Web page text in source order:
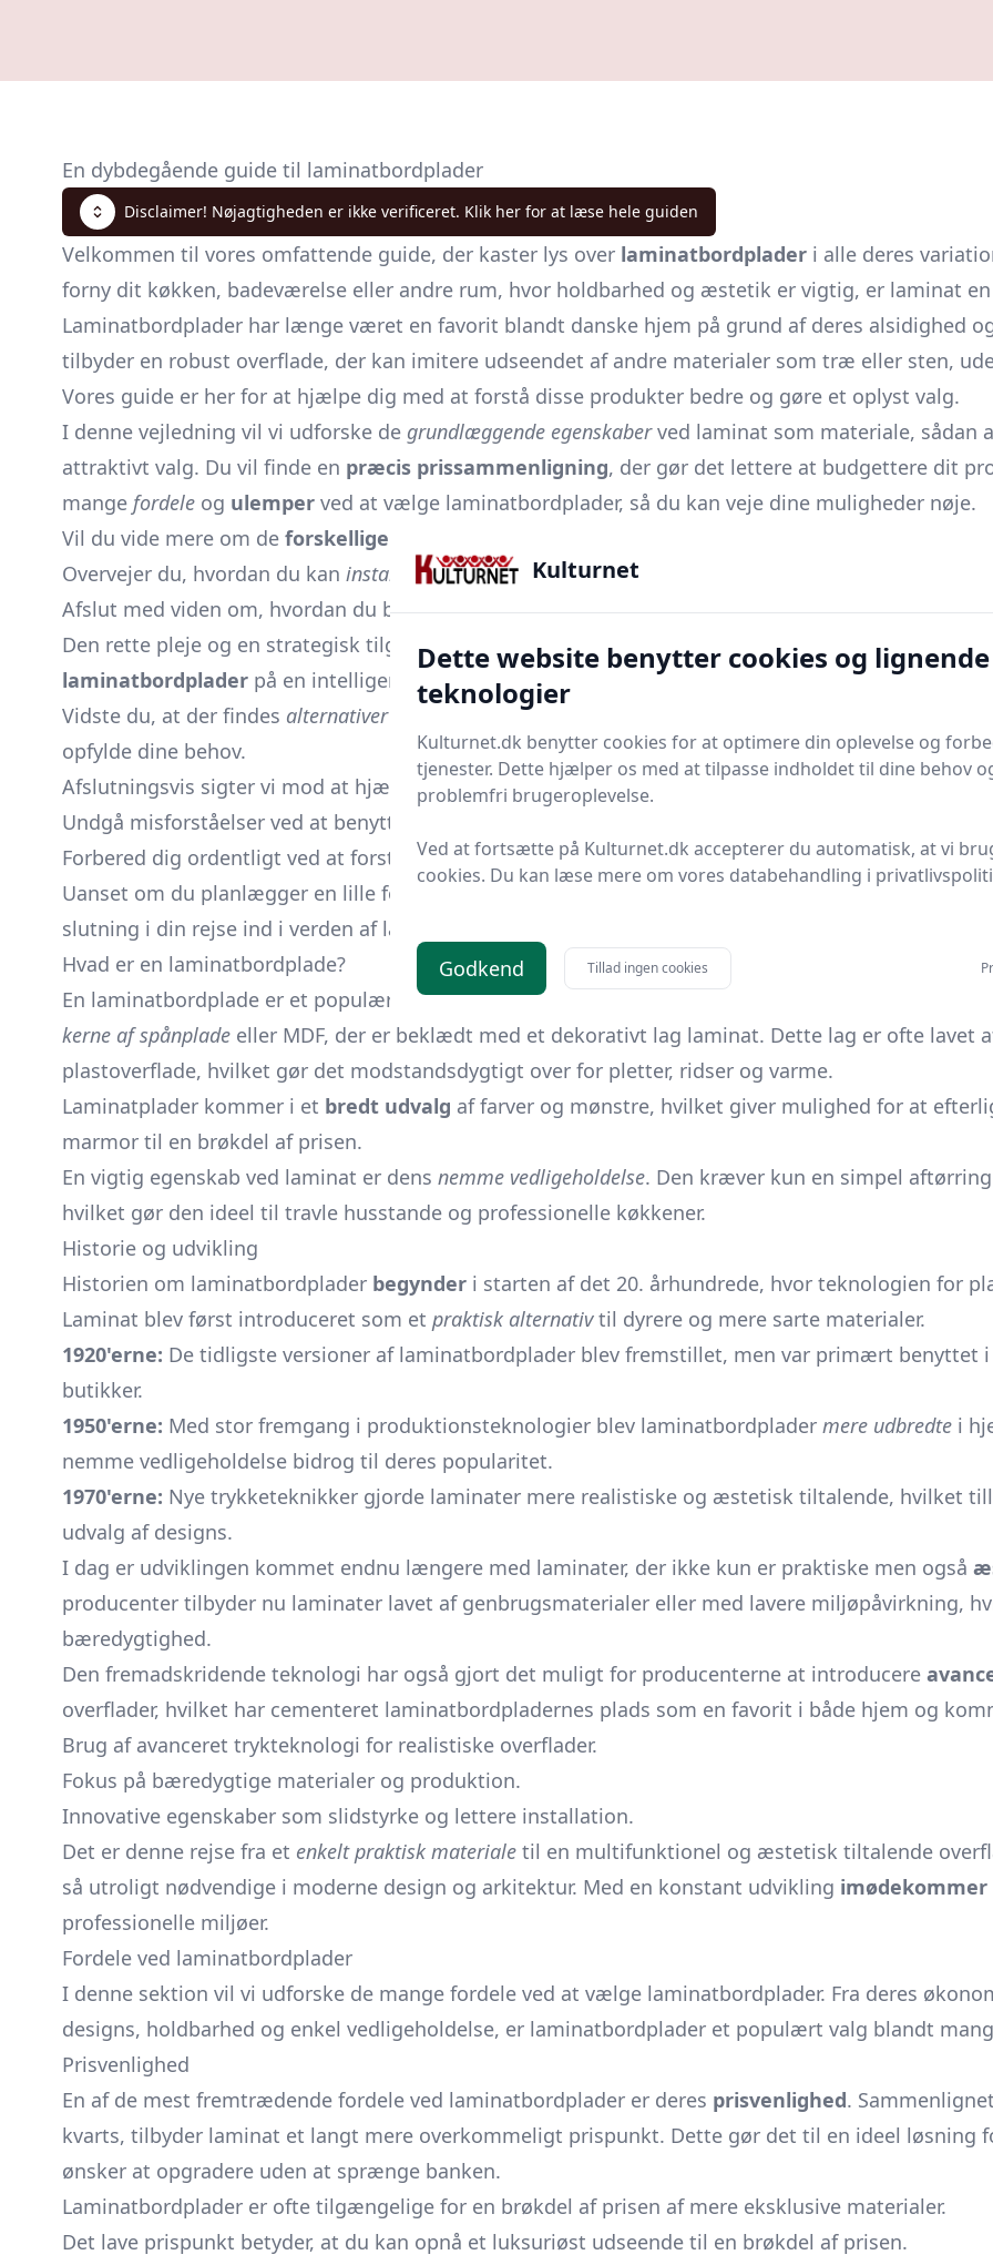
En dybdegående guide til laminatbordplader
Disclaimer! Nøjagtigheden er ikke verificeret. Klik her for at læse hele guiden
Velkommen til vores omfattende guide, der kaster lys over laminatbordplader i alle deres
forny dit køkken, badeværelse eller andre rum, hvor holdbarhed og æstetik er vigtig, er laminat
Laminatbordplader har længe været en favorit blandt danske hjem på grund af deres alsidighed
tilbyder en robust overflade, der kan imitere udseendet af andre materialer som træ eller sten,
Vores guide er her for at hjælpe dig med at forstå disse produkter bedre og gøre et oplyst valg.
I denne vejledning vil vi udforske de grundlæggende egenskaberved laminat som materiale, sådan
attraktivt valg. Du vil finde en præcis prissammenligning, der gør det lettere at budgettere dit
mange fordele og ulemper ved at vælge laminatbordplader, så du kan veje dine muligheder nøje.
Vil du vide mere om de forskellige materialer
Overvejer du, hvordan du kan installeredin nye bordplade? Vores
vil gøre dig til en
Afslut med viden om, hvordan du bedst vedligeholder din bordplade for at sikre, at den forbliver
Den rette pleje og en strategisk tilgang til køb er nøglen til en langsigtet holdbar løsning. Derfor
laminatbordplader på en intelligent måde samt udforsker nogle avancerede anvendelser , der
Vidste du, at der findes alternativertil laminatbordplader? Gennem denne guide, vil du også få
opfylde dine behov.
Afslutningsvis sigter vi mod at hjælpe dig med at undgåalmindelige fejl
i forbindelse med køb
Undgå misforståelser ved at benytte vores ekspertråd.
Forbered dig ordentligt ved at forstå hele processen fra køb til vedligeholdelse.
Uanset om du planlægger en lille forandring eller en omfattende renovering, vil denne guide
slutning i din rejse ind i verden af laminatbordplader.
Hvad er en laminatbordplade?
En laminatbordplade er et populært valg i både køkkener og kontormiljøer
sin
kerne af spånplade eller MDF, der er beklædt med et dekorativt lag laminat. Dette lag er ofte lavet
plastoverflade, hvilket gør det modstandsdygtigt over for pletter, ridser og varme.
Laminatplader kommer i et bredt udvalg af farver og mønstre, hvilket giver mulighed for at
marmor til en brøkdel af prisen.
En vigtig egenskab ved laminat er dens nemme vedligeholdelse. Den kræver kun en simpel
hvilket gør den ideel til travle husstande og professionelle køkkener.
Historie og udvikling
Historien om laminatbordplader begynder i starten af det 20. århundrede, hvor teknologien for
Laminat blev først introduceret som et praktisk alternativtil dyrere og mere sarte materialer.
1920'erne: De tidligste versioner af laminatbordplader blev fremstillet, men var primært benyttet
butikker.
1950'erne: Med stor fremgang i produktionsteknologier blev laminatbordplader mere udbredte i
nemme vedligeholdelse bidrog til deres popularitet.
1970'erne: Nye trykketeknikker gjorde laminater mere realistiske og æstetisk tiltalende, hvilket
udvalg af designs.
I dag er udviklingen kommet endnu længere med laminater, der ikke kun er praktiske men også
producenter tilbyder nu laminater lavet af genbrugsmaterialer eller med lavere miljøpåvirkning,
bæredygtighed.
Den fremadskridende teknologi har også gjort det muligt for producenterne at introducere
overflader, hvilket har cementeret laminatbordpladernes plads som en favorit i både hjem og
Brug af avanceret trykteknologi for realistiske overflader.
Fokus på bæredygtige materialer og produktion.
Innovative egenskaber som slidstyrke og lettere installation.
Det er denne rejse fra et enkelt praktisk materiale til en multifunktionel og æstetisk tiltalende
så utroligt nødvendige i moderne design og arkitektur. Med en konstant udvikling imødekommer
professionelle miljøer.
Fordele ved laminatbordplader
I denne sektion vil vi udforske de mange fordele ved at vælge laminatbordplader. Fra deres
designs, holdbarhed og enkel vedligeholdelse, er laminatbordplader et populært valg blandt
Prisvenlighed
En af de mest fremtrædende fordele ved laminatbordplader er deres prisvenlighed.
kvarts, tilbyder laminat et langt mere overkommeligt prispunkt. Dette gør det til en ideel løsning
ønsker at opgradere uden at sprænge banken.
Laminatbordplader er ofte tilgængelige for en brøkdel af prisen af mere eksklusive materialer.
Det lave prispunkt betyder, at du kan opnå et luksuriøst udseende til en brøkdel af prisen.
Kulturnet
Dette website benytter cookies og lignende
teknologier
Kulturnet.dk benytter cookies for at optimere din oplevelse og
tjenester. Dette hjælper os med at tilpasse indholdet til dine behov
problemfri brugeroplevelse.
Ved at fortsætte på Kulturnet.dk accepterer du automatisk, at vi
cookies. Du kan læse mere om vores databehandling i
Godkend Tillad ingen cookies